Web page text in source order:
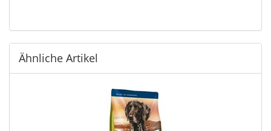
Ähnliche Artikel